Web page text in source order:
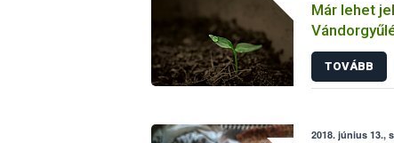
Már lehet
TOVÁBB
2018. június 13.,